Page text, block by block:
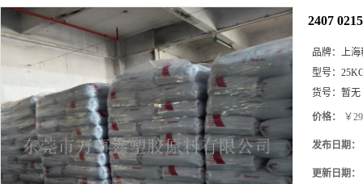
2407
品牌：
上
型号：
货号： 暂无
价格： ￥
发布日期：
更新日期：